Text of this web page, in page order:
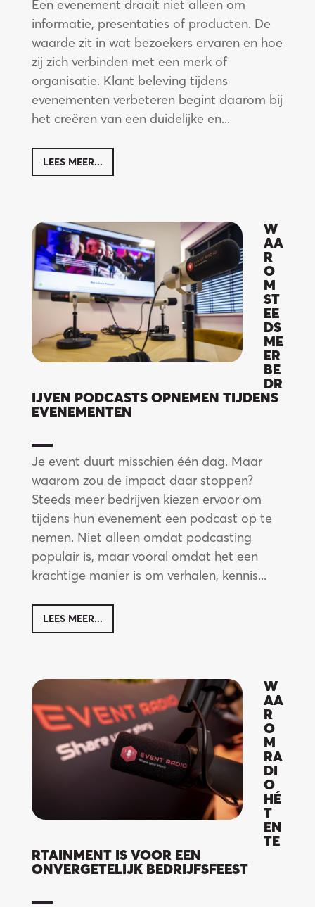
Een evenement draait niet alleen om
informatie, presentaties of producten. De
waarde zit in wat bezoekers ervaren en hoe
zij zich verbinden met een merk of
organisatie. Klant beleving tijdens
evenementen verbeteren begint daarom bij
het creëren van een duidelijke en...
LEES MEER...
W
AA
R
O
M
ST
EE
DS
ME
ER
BE
DR
IJVEN PODCASTS OPNEMEN TIJDENS
EVENEMENTEN
Je event duurt misschien één dag. Maar
waarom zou de impact daar stoppen?
Steeds meer bedrijven kiezen ervoor om
tijdens hun evenement een podcast op te
nemen. Niet alleen omdat podcasting
populair is, maar vooral omdat het een
krachtige manier is om verhalen, kennis...
LEES MEER...
W
AA
R
O
M
RA
DI
O
HÉ
T
EN
TE
RTAINMENT IS VOOR EEN
ONVERGETELIJK BEDRIJFSFEEST